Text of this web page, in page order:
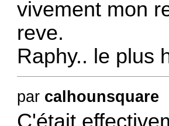
vivement mon
reve.
Raphy.. le plus
par calhounsquare